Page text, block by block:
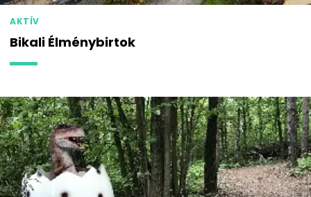
AKTÍV
Bikali Élménybirtok